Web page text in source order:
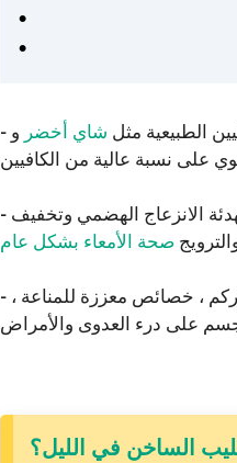
الطبيعية مثل شاي أخضر و Guarana ، يوفر شاي Celsius تعزيزًا لطيفًا للطاقة دون
الانزعاج الهضمي وتخفيف
صحة الأمعاء بشكل عام
، خصائص معززة للمناعة ،
الساخن في الليل؟